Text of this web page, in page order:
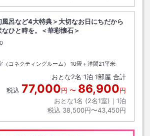
風呂など4大特典＞大切なお日にちだから
なひと時を。＜華彩懐石＞
クアウト
コネクティングルーム）
10畳＋洋間21平米
おとな2名 1泊 1部屋 合計
税込 77,000円 〜 86,900円
おとな1名 (2名1室)｜ 1泊
税込 38,500円〜43,450円